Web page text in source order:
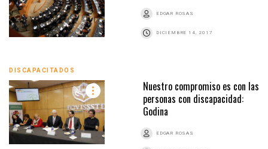
EDGAR ROSAS
DICIEMBRE 14, 2017
DISCAPACITADOS
Nuestro compromiso es con las
personas con discapacidad:
Godina
EDGAR ROSAS